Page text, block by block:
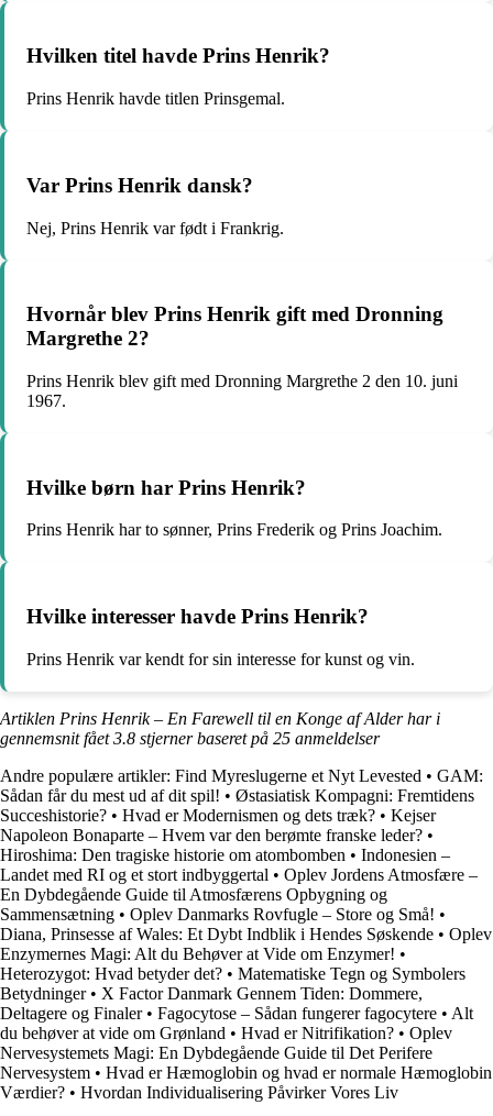
Hvilken titel havde Prins Henrik?
Prins Henrik havde titlen Prinsgemal.
Var Prins Henrik dansk?
Nej, Prins Henrik var født i Frankrig.
Hvornår blev Prins Henrik gift med Dronning
Margrethe 2?
Prins Henrik blev gift med Dronning Margrethe 2 den 10. juni
1967.
Hvilke børn har Prins Henrik?
Prins Henrik har to sønner, Prins Frederik og Prins Joachim.
Hvilke interesser havde Prins Henrik?
Prins Henrik var kendt for sin interesse for kunst og vin.
Artiklen Prins Henrik – En Farewell til en Konge af Alder har i
gennemsnit fået3.8 stjerner baseret på 25 anmeldelser
Andre populære artikler: Find Myreslugerne et Nyt Levested • GAM:
Sådan får du mest ud af dit spil! • Østasiatisk Kompagni: Fremtidens
Succeshistorie? • Hvad er Modernismen og dets træk? • Kejser
Napoleon Bonaparte – Hvem var den berømte franske leder? •
Hiroshima: Den tragiske historie om atombomben • Indonesien –
Landet med RI og et stort indbyggertal • Oplev Jordens Atmosfære –
En Dybdegående Guide til Atmosfærens Opbygning og
Sammensætning • Oplev Danmarks Rovfugle – Store og Små! •
Diana, Prinsesse af Wales: Et Dybt Indblik i Hendes Søskende • Oplev
Enzymernes Magi: Alt du Behøver at Vide om Enzymer! •
Heterozygot: Hvad betyder det? • Matematiske Tegn og Symbolers
Betydninger• X Factor Danmark Gennem Tiden: Dommere,
Deltagere og Finaler• Fagocytose – Sådan fungerer fagocytere • Alt
du behøver at vide om Grønland • Hvad er Nitrifikation? • Oplev
Nervesystemets Magi: En Dybdegående Guide til Det Perifere
Nervesystem • Hvad er Hæmoglobin og hvad er normale Hæmoglobin
Værdier? • Hvordan Individualisering Påvirker Vores Liv